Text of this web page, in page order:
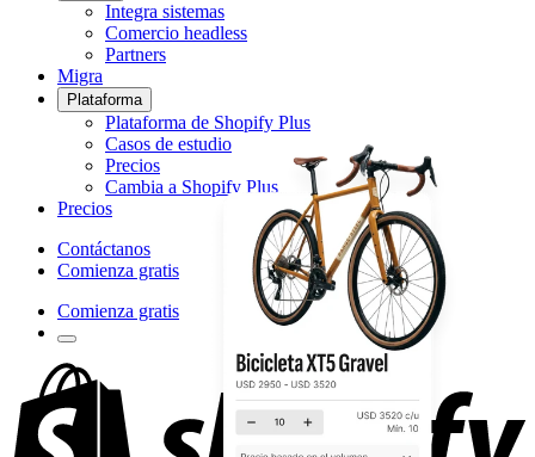
Integra sistemas
Comercio headless
Partners
Migra
Plataforma
Plataforma de Shopify Plus
Casos de estudio
Precios
Cambia a Shopify Plus
Precios
Contáctanos
Comienza gratis
Comienza gratis